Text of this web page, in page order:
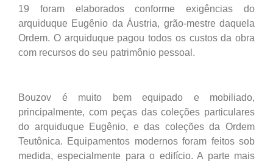
19 foram elaborados conforme exigências do
arquiduque Eugênio da Áustria, grão-mestre daquela
Ordem. O arquiduque pagou todos os custos da obra
com recursos do seu patrimônio pessoal.
Bouzov é muito bem equipado e mobiliado,
principalmente, com peças das coleções particulares
do arquiduque Eugênio, e das coleções da Ordem
Teutônica. Equipamentos modernos foram feitos sob
medida, especialmente para o edifício. A parte mais